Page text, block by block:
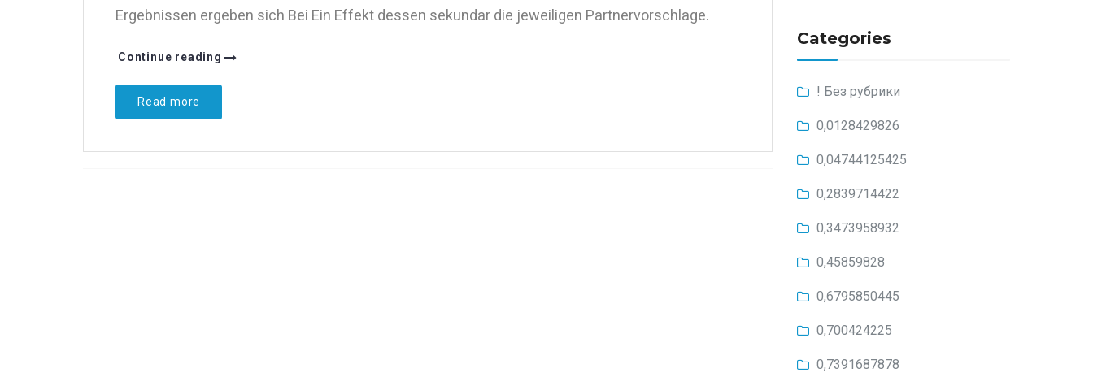
Ergebnissen ergeben sich Bei Ein Effekt dessen sekundar die jeweiligen Partnervorschlage.
Continue reading
Read more
Categories
! Без рубрики
0,0128429826
0,04744125425
0,2839714422
0,3473958932
0,45859828
0,6795850445
0,700424225
0,7391687878